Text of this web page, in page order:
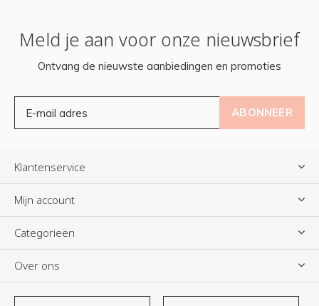
Meld je aan voor onze nieuwsbrief
Ontvang de nieuwste aanbiedingen en promoties
ABONNEER
Klantenservice
Mijn account
Categorieën
Over ons